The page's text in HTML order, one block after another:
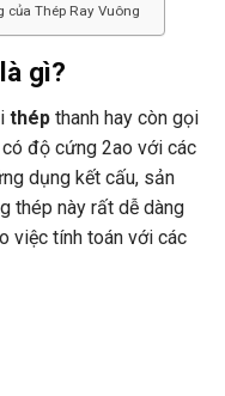
Thép Ray Vuông
gì?
thép thanh hay còn gọi
có độ cứng 2ao với các
dụng kết cấu, sản
thép này rất dễ dàng
việc tính toán với các